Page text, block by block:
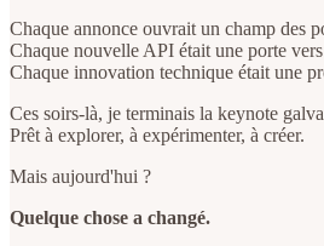
Chaque annonce ouvrait un champ des
Chaque nouvelle API était une porte
Chaque innovation technique était une
Ces soirs-là, je terminais la keynote
Prêt à explorer, à expérimenter, à créer.
Mais aujourd'hui ?
Quelque chose a changé.